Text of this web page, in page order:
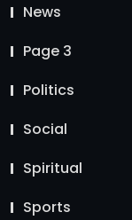
News
Page 3
Politics
Social
Spiritual
Sports